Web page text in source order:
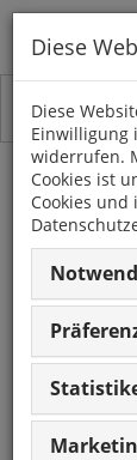
14
Artikel1
Artikeln
Diese
Diese
Einwilligung
widerrufen.
Cookies ist
Cookies